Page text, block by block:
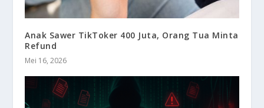
Anak Sawer TikToker 400 Juta, Orang Tua Minta
Refund
Mei 16, 2026